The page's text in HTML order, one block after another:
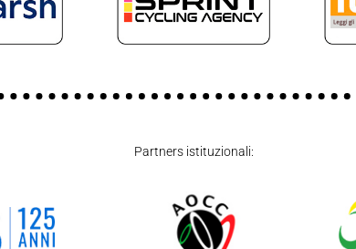
Partners istituzionali: